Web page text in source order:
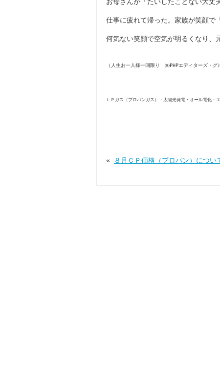
仕事に疲れて帰った。家族が笑顔で
何気ない笑顔で空気が明るくなり、
（人生お一人様一回限り ㈱PHPエディターズ・グ
ＬＰガス（プロパンガス）・太陽光発電・オール電化・
« ８月ＣＰ価格（プロパン）につい